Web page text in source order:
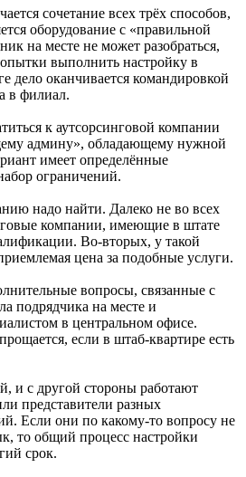
сочетание всех трёх способов,
оборудование с «правильной
на месте не может разобраться,
выполнить настройку в
дело оканчивается командировкой
в филиал.
к аутсорсинговой компании
админу», обладающему нужной
имеет определённые
ограничений.
надо найти. Далеко не во всех
компании, имеющие в штате
Во-вторых, у такой
цена за подобные услуги.
вопросы, связанные с
подрядчика на месте и
в центральном офисе.
если в штаб-квартире есть
и с другой стороны работают
представители разных
Если они по какому-то вопросу не
то общий процесс настройки
срок.